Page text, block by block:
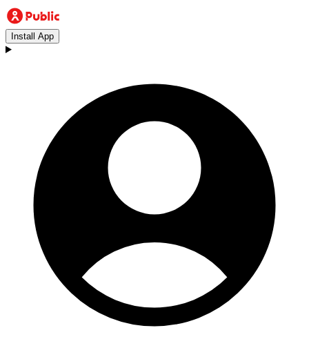
Install App